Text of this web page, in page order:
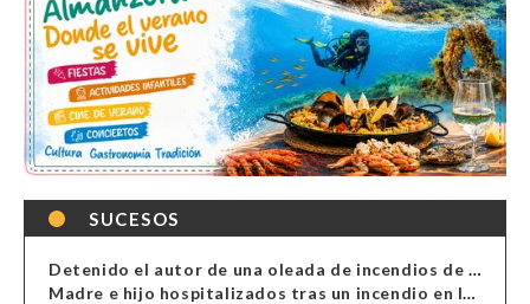
SUCESOS
Detenido el autor de una oleada de incendios de contenedores en Almería
Madre e hijo hospitalizados tras un incendio en la cocina de una vivienda en Almería